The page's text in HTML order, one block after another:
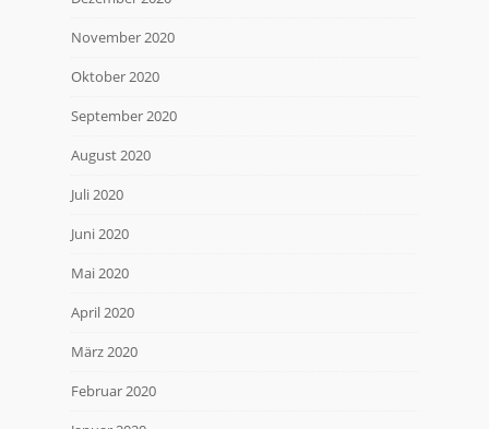
November 2020
Oktober 2020
September 2020
August 2020
Juli 2020
Juni 2020
Mai 2020
April 2020
März 2020
Februar 2020